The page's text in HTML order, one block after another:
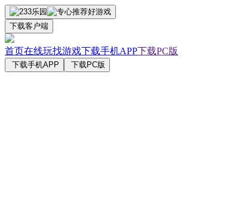
下载客户端
首页在线玩找游戏下载手机APP下载PC版
下载手机APP 下载PC版